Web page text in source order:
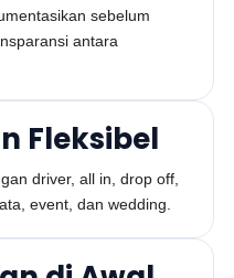
sebelum
antara
Fleksibel
driver, all in, drop off,
event, dan wedding.